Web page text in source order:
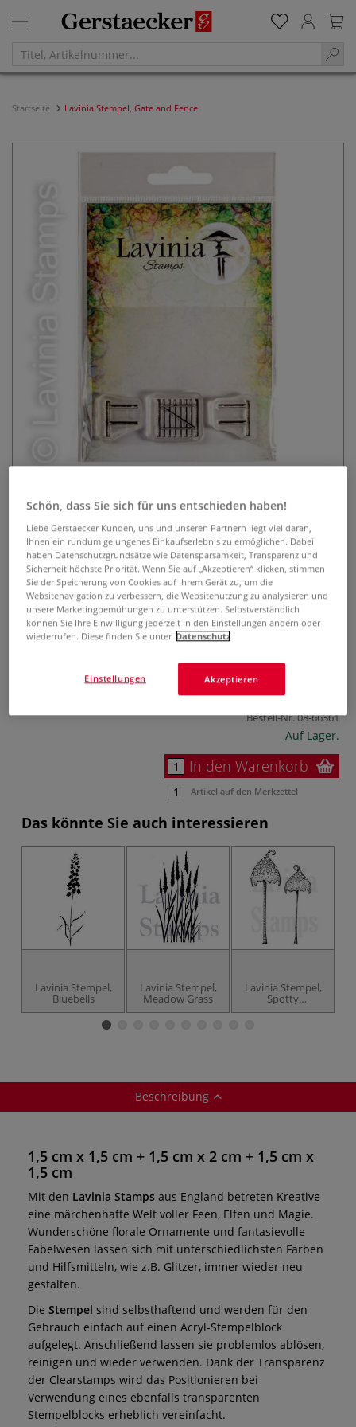
Startseite Lavinia Stempel, Gate and Fence
Lavinia Stempel, Gate and Fence
0 Bewertungen
Der transparente Lavinia Stempel ist optimal geeignet, um
mit Hilfe eines Acryl-Stempelblocks zauberhafte Karten,
Einladungen, Scrapbooks u.v.m. zu gestalten. Selbsthaftend
und wiederverwendbar.
Mehr
inklusive 20% bzw. 10% MwSt,
ggf. zuzüglichVersandkosten
Bestell-Nr.08-66361
Auf Lager.
In den Warenkorb
Artikel auf den Merkzettel
Das könnte Sie auch interessieren
Lavinia Stempel,
Bluebells
Lavinia Stempel,
Meadow Grass
Lavinia Stempel,
Spotty
Toadstoole
Beschreibung
1,5 cm x 1,5 cm + 1,5 cm x 2 cm + 1,5 cm x
1,5 cm
Mit den Lavinia Stamps aus England betreten Kreative
eine märchenhafte Welt voller Feen, Elfen und Magie.
Wunderschöne florale Ornamente und fantasievolle
Fabelwesen lassen sich mit unterschiedlichsten Farben
und Hilfsmitteln, wie z.B. Glitzer, immer wieder neu
gestalten.
Die Stempel sind selbsthaftend und werden für den
Gebrauch einfach auf einen Acryl-Stempelblock
aufgelegt. Anschließend lassen sie problemlos ablösen,
reinigen und wieder verwenden. Dank der Transparenz
der Clearstamps wird das Positionieren bei
Verwendung eines ebenfalls transparenten
Stempelblocks erheblich vereinfacht.
Schön, dass Sie sich für uns entschieden haben!
Liebe Gerstaecker Kunden, uns und unseren Partnern liegt viel daran,
Ihnen ein rundum gelungenes Einkaufserlebnis zu ermöglichen. Dabei
haben Datenschutzgrundsätze wie Datensparsamkeit, Transparenz und
Sicherheit höchste Priorität. Wenn Sie auf „Akzeptieren“ klicken, stimmen
Sie der Speicherung von Cookies auf Ihrem Gerät zu, um die
Websitenavigation zu verbessern, die Websitenutzung zu analysieren und
unsere Marketingbemühungen zu unterstützen. Selbstverständlich
können Sie Ihre Einwilligung jederzeit in den Einstellungen ändern oder
wiederrufen. Diese finden Sie unter Datenschutz
Akzeptieren
Einstellungen